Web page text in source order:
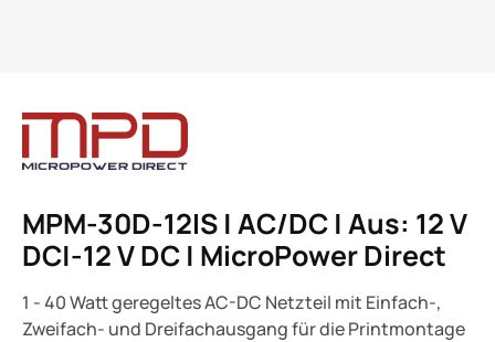
MPM-30D-12IS | AC/DC | Aus: 12 V
DC|-12 V DC | MicroPower Direct
1 - 40 Watt geregeltes AC-DC Netzteil mit Einfach-,
Zweifach- und Dreifachausgang für die Printmontage